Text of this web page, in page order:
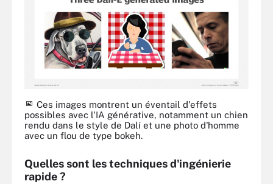
Ces images montrent un éventail d'effets
possibles avec l'IA générative, notamment un chien
rendu dans le style de Dalí et une photo d'homme
avec un flou de type bokeh.
Quelles sont les techniques d'ingénierie
rapide ?